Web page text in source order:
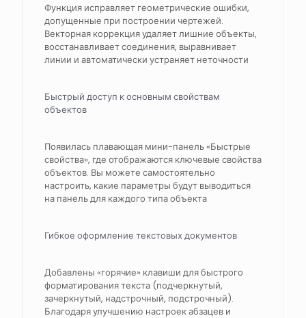
Функция исправляет геометрические ошибки,
допущенные при построении чертежей.
Векторная коррекция удаляет лишние объекты,
восстанавливает соединения, выравнивает
линии и автоматически устраняет неточности
Быстрый доступ к основным свойствам
объектов
Появилась плавающая мини-панель «Быстрые
свойства», где отображаются ключевые свойства
объектов. Вы можете самостоятельно
настроить, какие параметры будут выводиться
на панель для каждого типа объекта
Гибкое оформление текстовых документов
Добавлены «горячие» клавиши для быстрого
форматирования текста (подчеркнутый,
зачеркнутый, надстрочный, подстрочный).
Благодаря улучшению настроек абзацев и